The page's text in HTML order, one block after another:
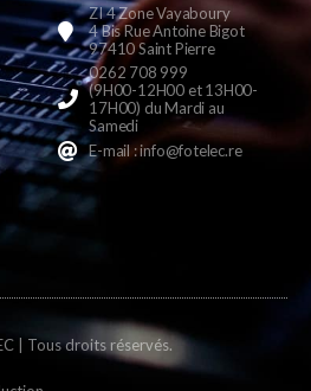
ZI 4 Zone Vayaboury
4 Bis Rue Antoine Bigot
97410 Saint Pierre
0262 708 999
(9H00-12H00 et 13H00-
17H00) du Mardi au
Samedi
E-mail : info@fotelec.re
| Tous droits réservés.